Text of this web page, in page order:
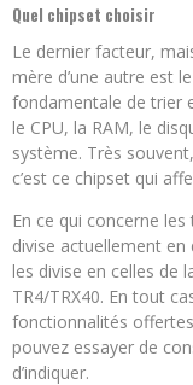
Quel chipset choisir
Le dernier facteur,
mère d’une autre est
fondamentale de trier
le CPU, la RAM, le
système. Très
c’est ce chipset qui
En ce qui concerne
divise actuellement
les divise en celles de
TR4/TRX40. En tout
fonctionnalités
pouvez essayer de
d’indiquer.